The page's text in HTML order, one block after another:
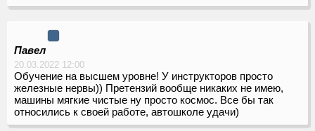
Павел
20.03.2022 12:00
Обучение на высшем уровне! У инструкторов просто
железные нервы)) Претензий вообще никаких не имею,
машины мягкие чистые ну просто космос. Все бы так
относились к своей работе, автошколе удачи)